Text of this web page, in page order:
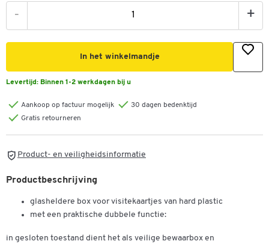
- +
In het winkelmandje
Levertijd: Binnen 1-2 werkdagen bij u
Aankoop op factuur mogelijk
30 dagen bedenktijd
Gratis retourneren
Product- en veiligheidsinformatie
Productbeschrijving
glasheldere box voor visitekaartjes van hard plastic
met een praktische dubbele functie:
in gesloten toestand dient het als veilige bewaarbox en